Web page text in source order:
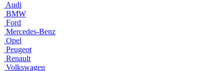
Audi
BMW
Ford
Mercedes-Benz
Opel
Peugeot
Renault
Volkswagen